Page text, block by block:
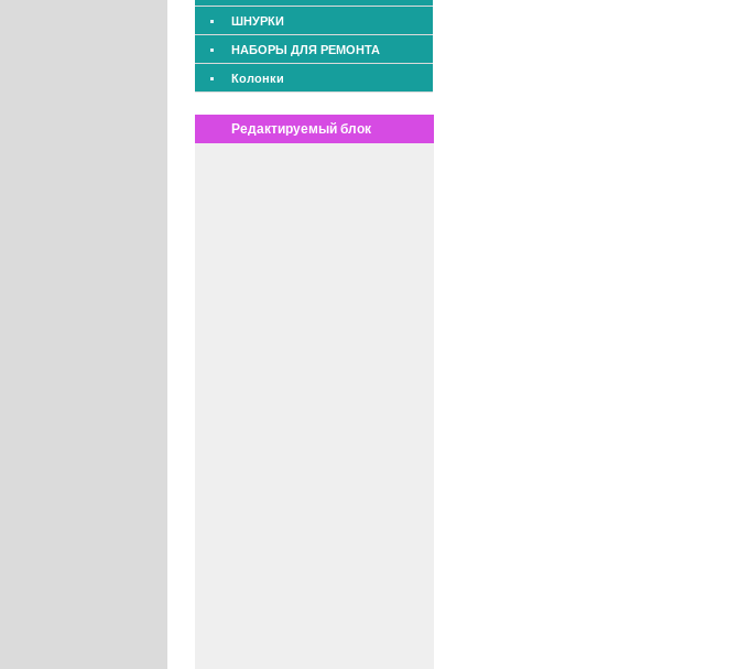
ШНУРКИ
НАБОРЫ ДЛЯ РЕМОНТА
Колонки
Редактируемый блок